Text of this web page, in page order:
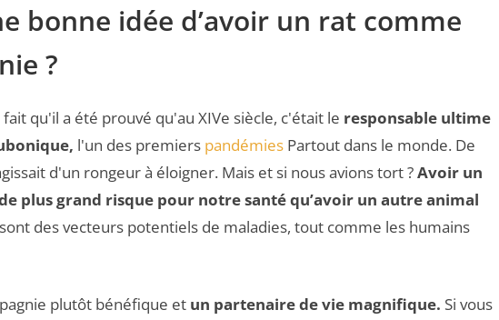
bonne idée d’avoir un rat comme
?
qu'il a été prouvé qu'au XIVe siècle, c'était le responsable ultime
l'un des premiers pandémies Partout dans le monde. De
d'un rongeur à éloigner. Mais et si nous avions tort ?Avoir un
plus grand risque pour notre santé qu’avoir un autre animal
des vecteurs potentiels de maladies, tout comme les humains
plutôt bénéfique et un partenaire de vie magnifique. Si vous